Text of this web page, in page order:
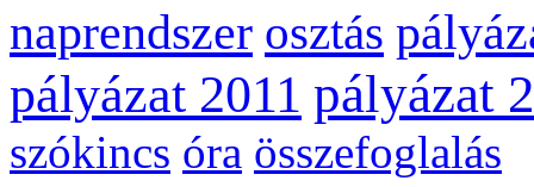
naprendszer osztás
pályázat 2011 pályázat
szókincs óra összefoglalás